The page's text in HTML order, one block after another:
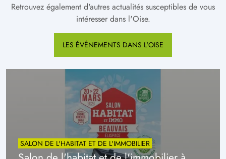
Retrouvez également d'autres actualités susceptibles de vous
intéresser dans l'Oise.
LES ÉVÉNEMENTS DANS L'OISE
SALON DE L'HABITAT ET DE L'IMMOBILIER